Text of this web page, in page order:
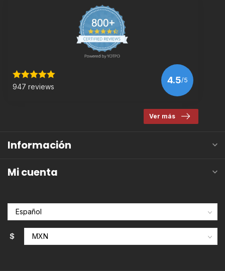
947 reviews
4.5/5
Ver más
Información
Mi cuenta
$